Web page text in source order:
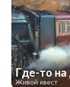
Где-то
Живой квест